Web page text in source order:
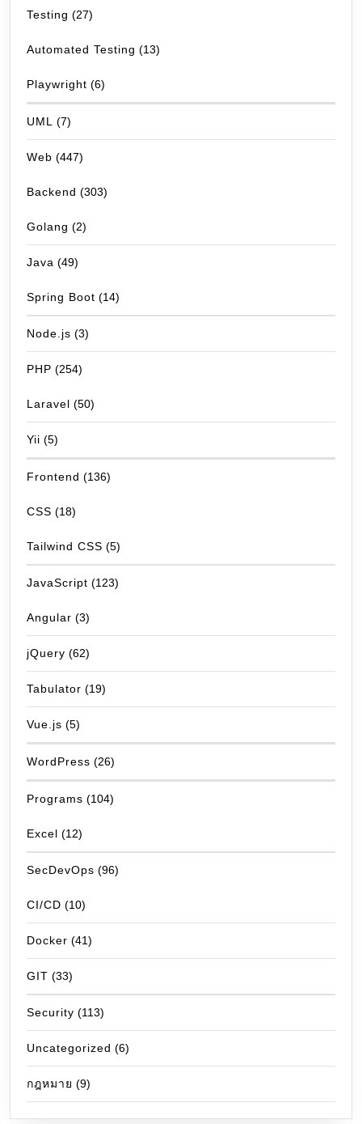
Testing (27)
Automated Testing (13)
Playwright (6)
UML (7)
Web (447)
Backend (303)
Golang (2)
Java (49)
Spring Boot (14)
Node.js (3)
PHP (254)
Laravel (50)
Yii (5)
Frontend (136)
CSS (18)
Tailwind CSS (5)
JavaScript (123)
Angular (3)
jQuery (62)
Tabulator (19)
Vue.js (5)
WordPress (26)
Programs (104)
Excel (12)
SecDevOps (96)
CI/CD (10)
Docker (41)
GIT (33)
Security (113)
Uncategorized (6)
กฎหมาย (9)